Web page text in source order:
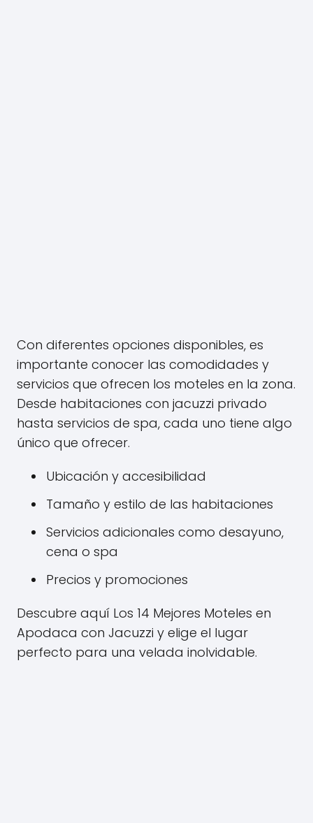
Con diferentes opciones disponibles, es
importante conocer las comodidades y
servicios que ofrecen los moteles en la zona.
Desde habitaciones con jacuzzi privado
hasta servicios de spa, cada uno tiene algo
único que ofrecer.
Ubicación y accesibilidad
Tamaño y estilo de las habitaciones
Servicios adicionales como desayuno,
cena o spa
Precios y promociones
Descubre aquí Los 14 Mejores Moteles en
Apodaca con Jacuzzi y elige el lugar
perfecto para una velada inolvidable.